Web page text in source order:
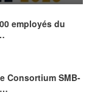
employés du
Consortium SMB-